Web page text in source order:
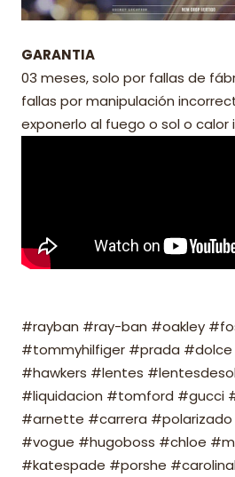
GARANTIA
03 meses, solo por fallas de
fallas por manipulación
exponerlo al fuego o sol o calor
#rayban #ray-ban #oakley
#tommyhilfiger #prada
#hawkers #lentes
#liquidacion #tomford #gucci
#arnette #carrera #polarizado
#vogue #hugoboss #chloe
#katespade #porshe